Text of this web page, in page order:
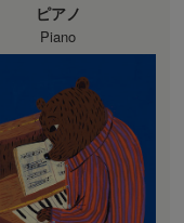
ピアノ
Piano